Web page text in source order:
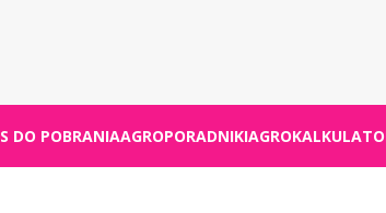
DO POBRANIAAGROPORADNIKI